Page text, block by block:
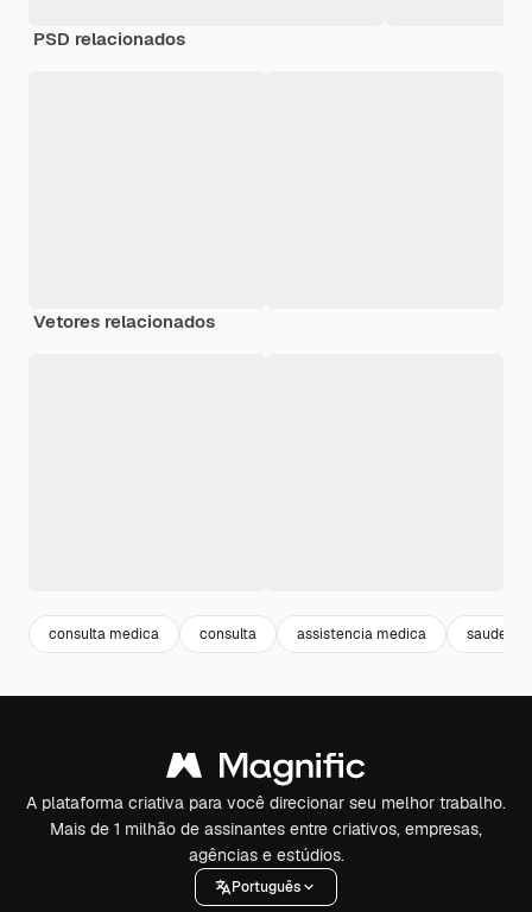
PSD relacionados
Vetores relacionados
consulta medica consulta assistencia medica saude
A plataforma criativa para você direcionar seu melhor trabalho.
Mais de 1 milhão de assinantes entre criativos, empresas,
agências e estúdios.
Português